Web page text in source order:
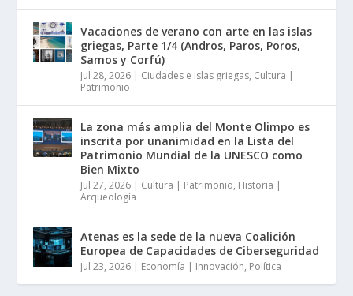
Vacaciones de verano con arte en las islas
griegas, Parte 1/4 (Andros, Paros, Poros,
Samos y Corfú)
Jul 28, 2026 | Ciudades e islas griegas, Cultura |
Patrimonio
La zona más amplia del Monte Olimpo es
inscrita por unanimidad en la Lista del
Patrimonio Mundial de la UNESCO como
Bien Mixto
Jul 27, 2026 | Cultura | Patrimonio, Historia |
Arqueología
Atenas es la sede de la nueva Coalición
Europea de Capacidades de Ciberseguridad
Jul 23, 2026 | Economía | Innovación, Política